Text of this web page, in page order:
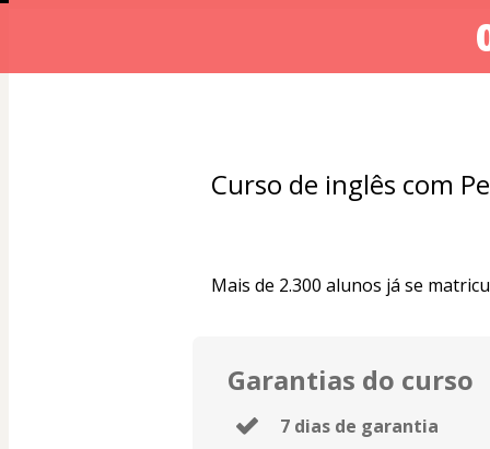
Curso de inglês com
Mais de 2.300 alunos já se
Garantias do curso
7 dias de garantia